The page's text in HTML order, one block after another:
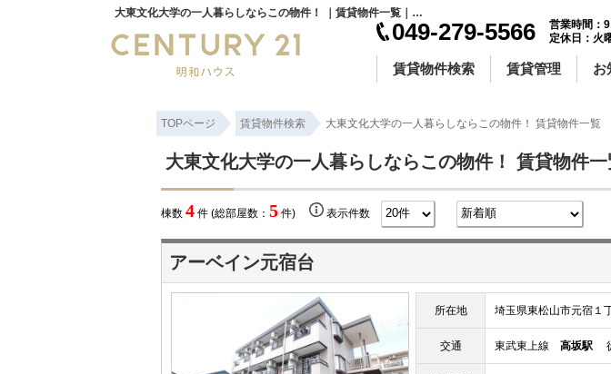
大東文化大学の一人暮らしならこの物件！ ｜賃貸物件一覧｜センチュリー21明和ハウス
049-279-5566
営業時間：
定休日：火
賃貸物件検索 賃貸管理 お
TOPページ 賃貸物件検索 大東文化大学の一人暮らしならこの物件！ 賃貸物件一覧
大東文化大学の一人暮らしならこの物件！ 賃貸物件一
棟数 4 件 (総部屋数： 5 件) 表示件数
アーベイン元宿台
所在地 埼玉県東松山市元宿１
交通 東武東上線 高坂駅